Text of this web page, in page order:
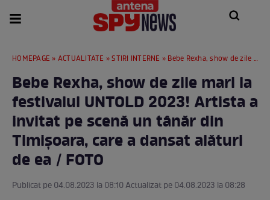
HOMEPAGE » ACTUALITATE »STIRI INTERNE » Bebe Rexha, show de zile mari la festivalul UNTOLD 2023! Artista a invitat pe scenă un tânăr din Timișoara, care a dansat alături de ea / FOTO
Bebe Rexha, show de zile mari la
festivalul UNTOLD 2023! Artista a
invitat pe scenă un tânăr din
Timișoara, care a dansat alături
de ea / FOTO
Publicat pe 04.08.2023 la 08:10 Actualizat pe 04.08.2023 la 08:28